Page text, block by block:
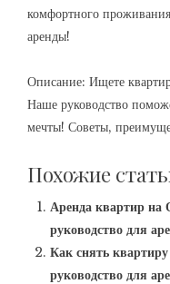
комфортного
аренды!
Описание: Ищете
Наше руководство
мечты! Советы,
Похожие
Аренда квартир на
руководство для
Как снять
руководство для